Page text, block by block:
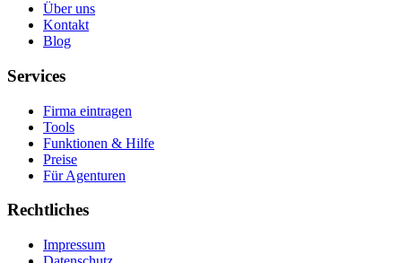
Über uns
Kontakt
Blog
Services
Firma eintragen
Tools
Funktionen & Hilfe
Preise
Für Agenturen
Rechtliches
Impressum